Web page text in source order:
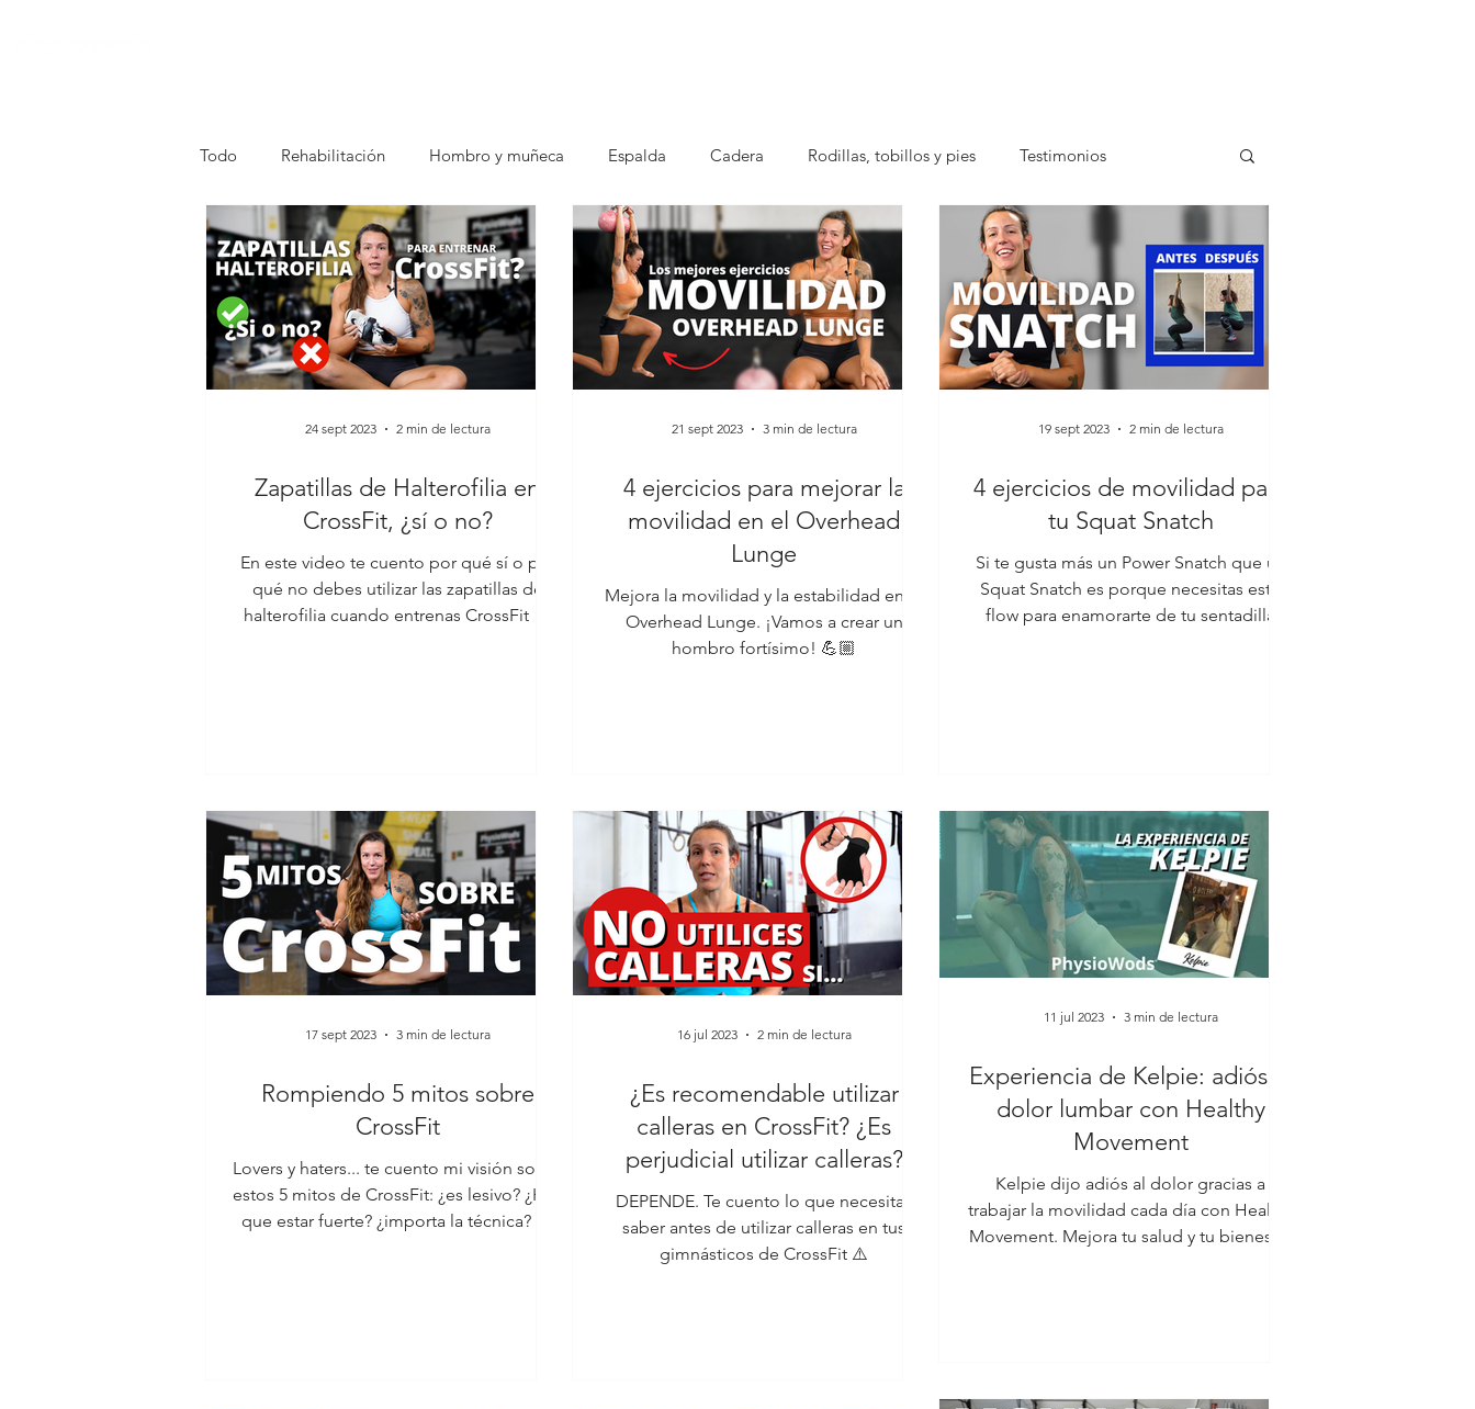
Todo Rehabilitación Hombro y muñeca Espalda Cadera Rodillas, tobillos y pies Testimonios
Zapatillas de Halterofilia en
CrossFit, ¿sí o no?
En este video te cuento por qué sí o por
qué no debes utilizar las zapatillas de
halterofilia cuando entrenas CrossFit 🎥
24 sept 2023 2 min de lectura
4 ejercicios para mejorar la
movilidad en el Overhead
Lunge
Mejora la movilidad y la estabilidad en tu
Overhead Lunge. ¡Vamos a crear un
hombro fortísimo! 💪🏼
21 sept 2023 3 min de lectura
4 ejercicios de movilidad para
tu Squat Snatch
Si te gusta más un Power Snatch que un
Squat Snatch es porque necesitas este
flow para enamorarte de tu sentadilla
19 sept 2023 2 min de lectura
Rompiendo 5 mitos sobre
CrossFit
Lovers y haters... te cuento mi visión sobre
estos 5 mitos de CrossFit: ¿es lesivo? ¿Hay
que estar fuerte? ¿importa la técnica? 🤔
17 sept 2023 3 min de lectura
¿Es recomendable utilizar
calleras en CrossFit? ¿Es
perjudicial utilizar calleras?
DEPENDE. Te cuento lo que necesitas
saber antes de utilizar calleras en tus
gimnásticos de CrossFit ⚠️
16 jul 2023 2 min de lectura
Experiencia de Kelpie: adiós al
dolor lumbar con Healthy
Movement
Kelpie dijo adiós al dolor gracias a
trabajar la movilidad cada día con Healthy
Movement. Mejora tu salud y tu bienestar
11 jul 2023 3 min de lectura